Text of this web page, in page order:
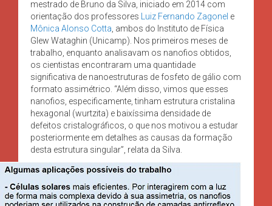
mestrado de Bruno da Silva, iniciado em 2014 com
orientação dos professores
Luiz Fernando Zagonel e
Mônica Alonso Cotta , ambos do Instituto de Física
Glew Wataghin (Unicamp). Nos primeiros meses de
trabalho, enquanto analisavam os nanofios obtidos,
os cientistas encontraram uma quantidade
significativa de nanoestruturas de fosfeto de gálio com
formato assimétrico. “Além disso, vimos que esses
nanofios, especificamente, tinham estrutura cristalina
hexagonal (wurtzita) e baixíssima densidade de
defeitos cristalográficos, o que nos motivou a estudar
posteriormente em detalhes as causas da formação
desta estrutura singular”, relata da Silva.